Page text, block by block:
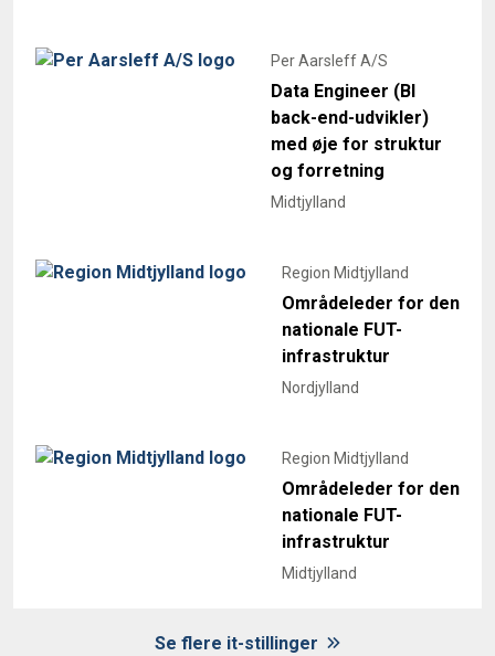
Per Aarsleff A/S
Data Engineer (BI
back-end-udvikler)
med øje for struktur
og forretning
Midtjylland
Region Midtjylland
Områdeleder for den
nationale FUT-
infrastruktur
Nordjylland
Region Midtjylland
Områdeleder for den
nationale FUT-
infrastruktur
Midtjylland
Se flere it-stillinger